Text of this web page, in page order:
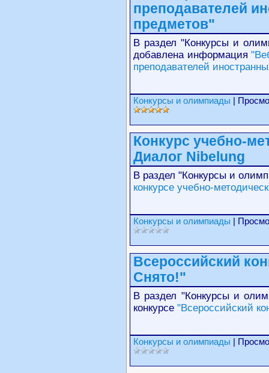
преподавателей
предметов"
В раздел "Конкурсы и
добавлена информация
преподавателей
Конкурсы и олимпиады |
Конкурс учебно-
Диалог Nibelung
В раздел "Конкурсы и
конкурсе учебно-
Конкурсы и олимпиады |
Всероссийский
Снято!"
В раздел "Конкурсы и
конкурсе "Всероссийский
Конкурсы и олимпиады |